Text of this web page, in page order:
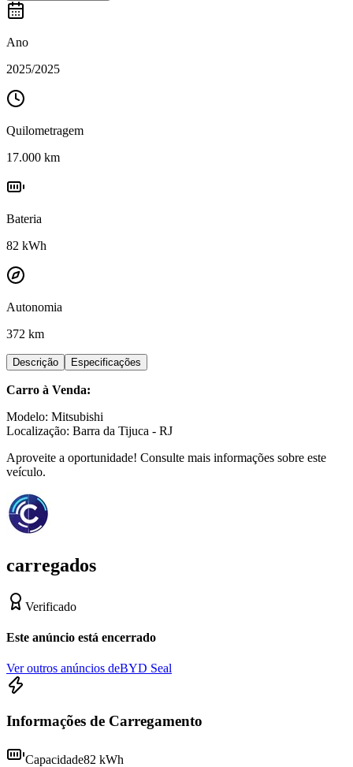
Ano
2025/2025
Quilometragem
17.000 km
Bateria
82 kWh
Autonomia
372 km
Descrição Especificações
Carro à Venda:
Modelo: Mitsubishi
Localização: Barra da Tijuca - RJ
Aproveite a oportunidade! Consulte mais informações sobre este
veículo.
carregados
Verificado
Este anúncio está encerrado
Ver outros anúncios deBYD Seal
Informações de Carregamento
Capacidade82 kWh